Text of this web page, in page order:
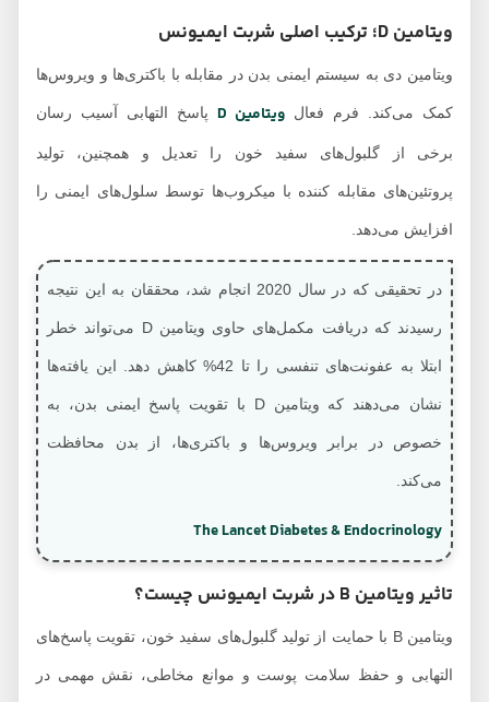
ویتامین D؛ ترکیب اصلی شربت ایمیونس
ویتامین دی به سیستم ایمنی بدن در مقابله با باکتری‌ها و ویروس‌ها
کمک می‌کند. فرم فعالویتامین D پاسخ التهابی آسیب ‌رسان
برخی از گلبول‌های سفید خون را تعدیل و همچنین، تولید
پروتئین‌های مقابله‌ کننده با میکروب‌ها توسط سلول‌های ایمنی را
افزایش می‌دهد.
در تحقیقی که در سال 2020 انجام شد، محققان به این نتیجه
رسیدند که دریافت مکمل‌های حاوی ویتامین D می‌تواند خطر
ابتلا به عفونت‌های تنفسی را تا 42% کاهش دهد. این یافته‌ها
نشان می‌دهند که ویتامین D با تقویت پاسخ ایمنی بدن، به
خصوص در برابر ویروس‌ها و باکتری‌ها، از بدن محافظت
می‌کند.
The Lancet Diabetes & Endocrinology
تاثیر ویتامین B در شربت ایمیونس چیست؟
ویتامین B با حمایت از تولید گلبول‌های سفید خون، تقویت پاسخ‌های
التهابی و حفظ سلامت پوست و موانع مخاطی، نقش مهمی در